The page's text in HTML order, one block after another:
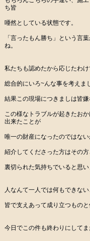
ち皆
唖然としている状態です。
「言ったもん勝ち」という言
ね。
私たちも認めたから応じたわけ
総合的にいろ~んな事を考えま
結果この現場につきましは皆
この様なトラブルが起きたお
出来たことが
唯一の財産になったのではない
紹介してくださった方はその
裏切られた気持ちでいると思い
人なんて一人では何もできな
皆で支えあって成り立つものと
今日でこの件も終わりにして